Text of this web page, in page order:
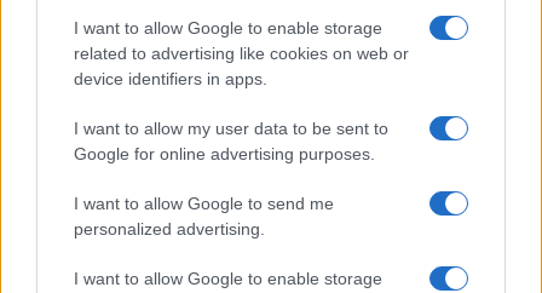
I want to allow Google to enable storage
related to advertising like cookies on web or
device identifiers in apps.
I want to allow my user data to be sent to
Google for online advertising purposes.
I want to allow Google to send me
personalized advertising.
I want to allow Google to enable storage
BENESSERE